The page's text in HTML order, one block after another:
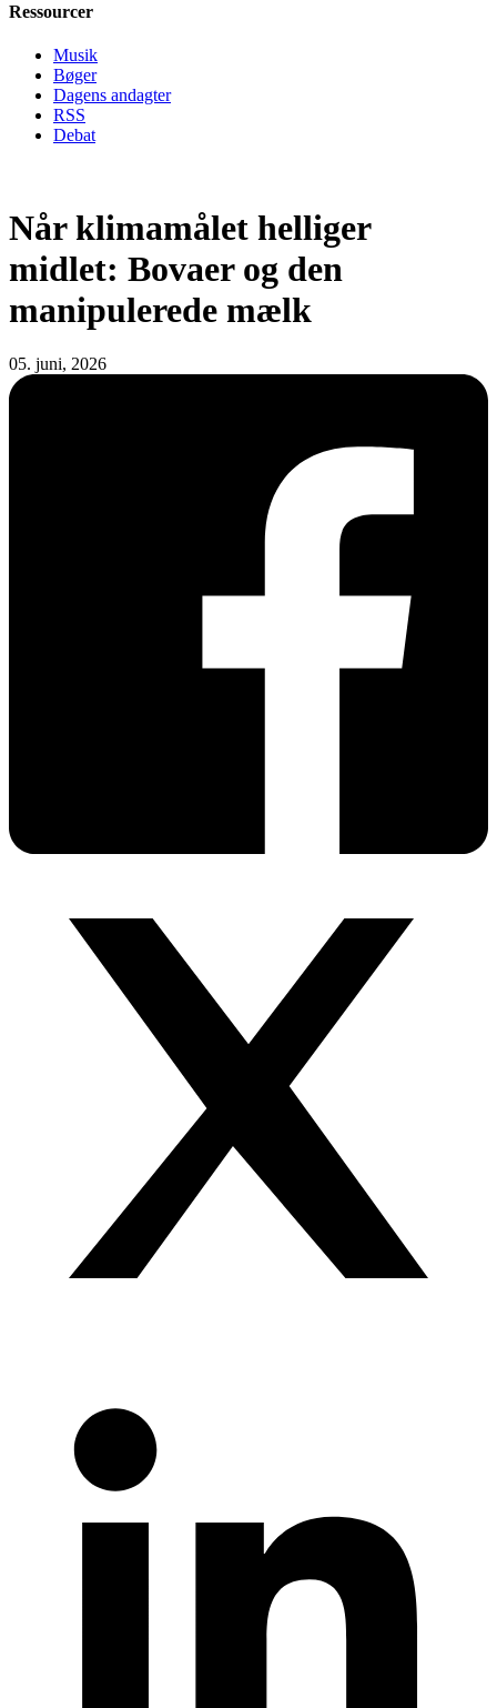
Ressourcer
Musik
Bøger
Dagens andagter
RSS
Debat
Når klimamålet helliger
midlet: Bovaer og den
manipulerede mælk
05. juni, 2026